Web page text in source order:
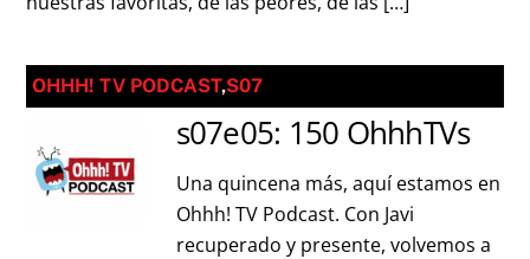
OHHH! TV PODCAST,S07
s07e05: 150 OhhhTVs
Una quincena más, aquí estamos en
Ohhh! TV Podcast. Con Javi
recuperado y presente, volvemos a